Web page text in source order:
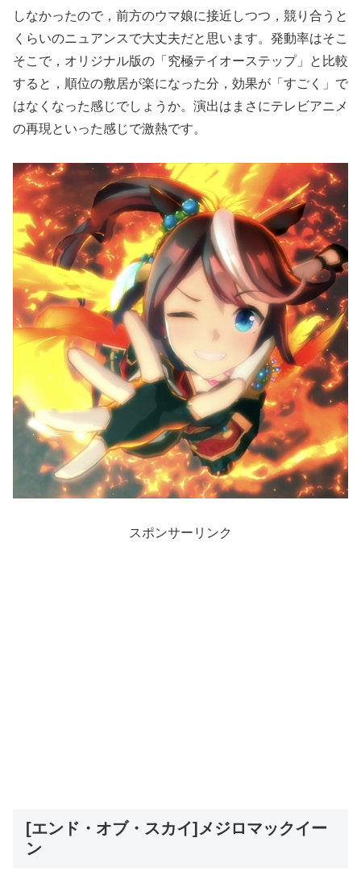
しなかったので，前方のウマ娘に接近しつつ，競り合うと
くらいのニュアンスで大丈夫だと思います。発動率はそこ
そこで，オリジナル版の「究極テイオーステップ」と比較
すると，順位の敷居が楽になった分，効果が「すごく」で
はなくなった感じでしょうか。演出はまさにテレビアニメ
の再現といった感じで激熱です。
スポンサーリンク
[エンド・オブ・スカイ]メジロマックイー
ン